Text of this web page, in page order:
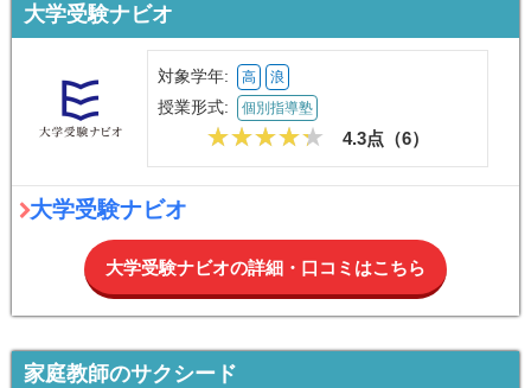
大学受験ナビオ
対象学年: 高 浪
授業形式: 個別指導塾
4.3点（6）
大学受験ナビオ
大学受験ナビオの詳細・口コミはこちら
家庭教師のサクシード